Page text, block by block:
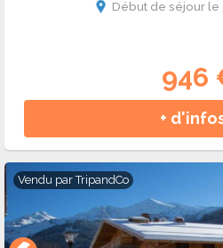
Début de séjour
946
+
Vendu parTripandCo